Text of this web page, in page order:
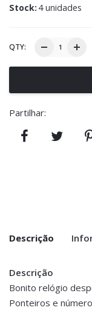
Stock: 4 unidades
QTY:
Partilhar:
Descrição
Descrição
Bonito relógio
Ponteiros e
Dimensões 4 ×
There are no
Be the first